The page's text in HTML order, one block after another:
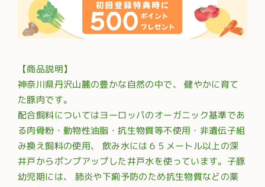
【商品説明】
神奈川県丹沢山麓の豊かな自然の中で、 健やかに育て
た豚肉です。
配合飼料についてはヨーロッパのオーガニック基準であ
る肉骨粉・動物性油脂・抗生物質等不使用・非遺伝子組
み換え飼料の使用、 飲み水には６５メートル以上の深
井戸からポンプアップした井戸水を使っています。子豚
幼児期には、 肺炎や下痢予防のため抗生物質などの薬